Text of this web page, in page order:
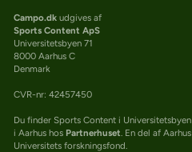
Campo.dkudgives af
Sports Content ApS
Universitetsbyen 71
8000 Aarhus C
Denmark
CVR-nr: 42457450
Du finder Sports Content i Universitetsbyen
i Aarhus hos Partnerhuset. En del af Aarhus
Universitets forskningsfond.